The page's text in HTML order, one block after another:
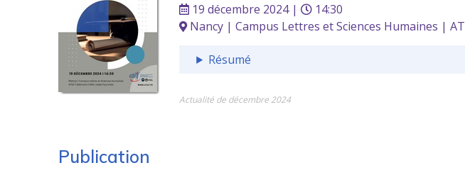
19 décembre 2024 |
14:30
Nancy | Campus Lettres et Sciences Humaines |
Résumé
Actualité de décembre 2024
Publication